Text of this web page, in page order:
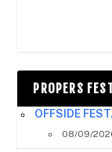
PROPERS
OFFSIDE
08/09/